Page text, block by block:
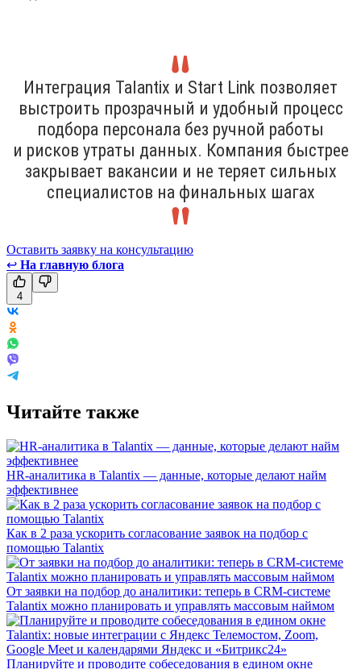
Интеграция Talantix и Start Link позволяет
выстроить прозрачный и удобный процесс
подбора персонала без ручной работы
и рисков утраты данных. Компания быстрее
закрывает вакансии и не теряет сильных
специалистов на финальных шагах
Оставить заявку на консультацию
↩ На главную блога
4
Читайте также
HR-аналитика в Talantix — данные, которые делают найм
эффективнее
Как в 2 раза ускорить согласование заявок на подбор с
помощью Talantix
От заявки на подбор до аналитики: теперь в CRM-системе
Talantix можно планировать и управлять массовым наймом
Планируйте и проводите собеседования в едином окне